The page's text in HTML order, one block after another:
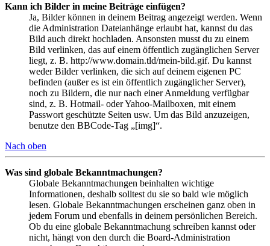
Kann ich Bilder in meine Beiträge einfügen?
Ja, Bilder können in deinem Beitrag angezeigt werden. Wenn
die Administration Dateianhänge erlaubt hat, kannst du das
Bild auch direkt hochladen. Ansonsten musst du zu einem
Bild verlinken, das auf einem öffentlich zugänglichen Server
liegt, z. B. http://www.domain.tld/mein-bild.gif. Du kannst
weder Bilder verlinken, die sich auf deinem eigenen PC
befinden (außer es ist ein öffentlich zugänglicher Server),
noch zu Bildern, die nur nach einer Anmeldung verfügbar
sind, z. B. Hotmail- oder Yahoo-Mailboxen, mit einem
Passwort geschützte Seiten usw. Um das Bild anzuzeigen,
benutze den BBCode-Tag „[img]“.
Nach oben
Was sind globale Bekanntmachungen?
Globale Bekanntmachungen beinhalten wichtige
Informationen, deshalb solltest du sie so bald wie möglich
lesen. Globale Bekanntmachungen erscheinen ganz oben in
jedem Forum und ebenfalls in deinem persönlichen Bereich.
Ob du eine globale Bekanntmachung schreiben kannst oder
nicht, hängt von den durch die Board-Administration